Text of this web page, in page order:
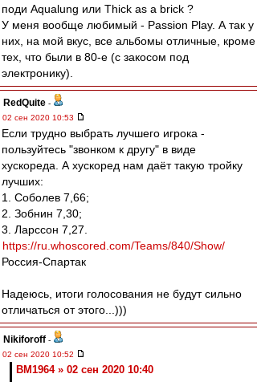
поди Aqualung или Thick as a brick ?
У меня вообще любимый - Passion Play. А так у
них, на мой вкус, все альбомы отличные, кроме
тех, что были в 80-е (с закосом под
электронику).
RedQuite -
02 сен 2020 10:53
Если трудно выбрать лучшего игрока -
пользуйтесь "звонком к другу" в виде
хускореда. А хускоред нам даёт такую тройку
лучших:
1. Соболев 7,66;
2. Зобнин 7,30;
3. Ларссон 7,27.
https://ru.whoscored.com/Teams/840/Show/
Россия-Спартак
Надеюсь, итоги голосования не будут сильно
отличаться от этого...)))
Nikiforoff -
02 сен 2020 10:52
BM1964 » 02 сен 2020 10:40